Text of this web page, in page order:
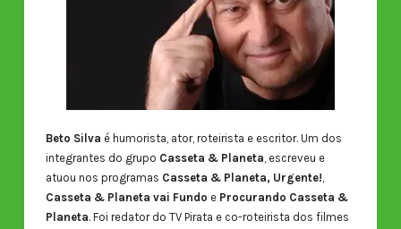
Beto Silva é humorista, ator, roteirista e escritor. Um dos
integrantes do grupo Casseta & Planeta, escreveu e
atuou nos programas Casseta & Planeta, Urgente!,
Casseta & Planeta vai Fundo e Procurando Casseta &
Planeta. Foi redator do TV Pirata e co-roteirista dos filmes